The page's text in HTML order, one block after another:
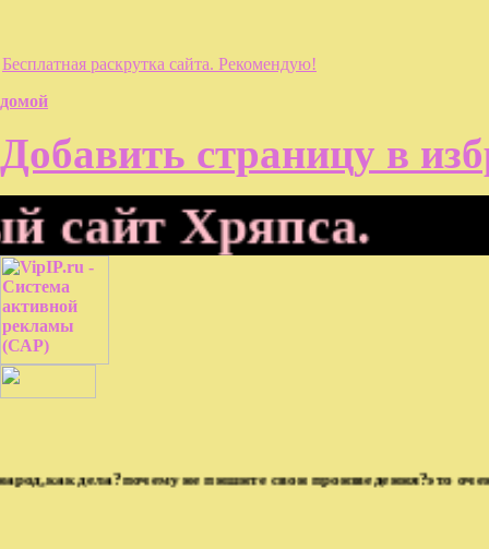
Бесплатная раскрутка сайта. Рекомендую!
домой
Добавить страницу в
Хряпса.
дела?почему не пишите свои произведения?это очень